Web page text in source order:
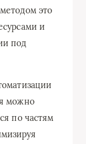
это
и
под
можно
по частям